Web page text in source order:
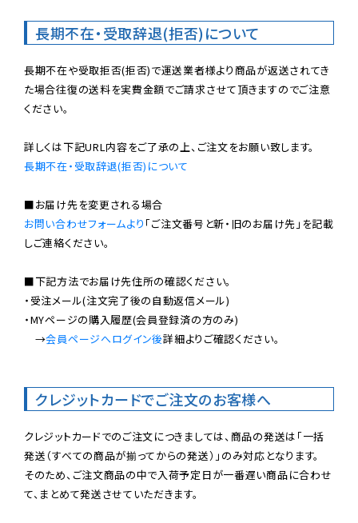
長期不在・受取辞退(拒否)について
長期不在や受取拒否(拒否)で運送業者様より商品が返送されてき
た場合往復の送料を実費金額でご請求させて頂きますのでご注意
ください。
長期不在・受取辞退(拒否)について
お問い合わせフォームより 「ご注文番号と新・旧のお届け先」を記載
しご連絡ください。
■下記方法でお届け先住所の確認ください。
・受注メール(注文完了後の自動返信メール)
・MYページの購入履歴(会員登録済の方のみ)
→会員ページへログイン後詳細よりご確認ください。
クレジットカードでご注文のお客様へ
クレジットカードでのご注文につきましては、商品の発送は「一括
発送（すべての商品が揃ってからの発送）」のみ対応となります。
そのため、ご注文商品の中で入荷予定日が一番遅い商品に合わせ
て、まとめて発送させていただきます。